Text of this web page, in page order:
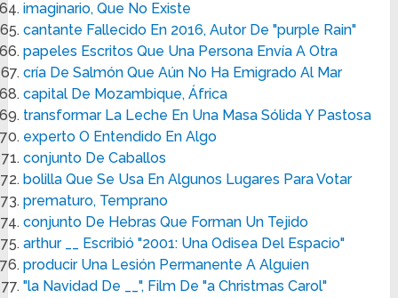
imaginario, Que No Existe
cantante Fallecido En 2016, Autor De "purple Rain"
papeles Escritos Que Una Persona Envía A Otra
cría De Salmón Que Aún No Ha Emigrado Al Mar
capital De Mozambique, África
transformar La Leche En Una Masa Sólida Y Pastosa
experto O Entendido En Algo
conjunto De Caballos
bolilla Que Se Usa En Algunos Lugares Para Votar
prematuro, Temprano
conjunto De Hebras Que Forman Un Tejido
arthur __ Escribió "2001: Una Odisea Del Espacio"
producir Una Lesión Permanente A Alguien
"la Navidad De __", Film De "a Christmas Carol"